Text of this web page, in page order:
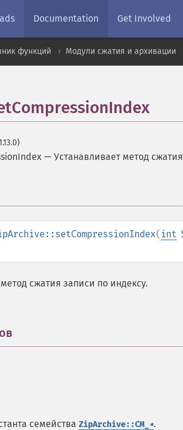
Documentation Get Involved
функций Модули сжатия и архивации
— Устанавливает метод
( int
сжатия записи по индексу.
семейства ZipArchive::CM_ *.